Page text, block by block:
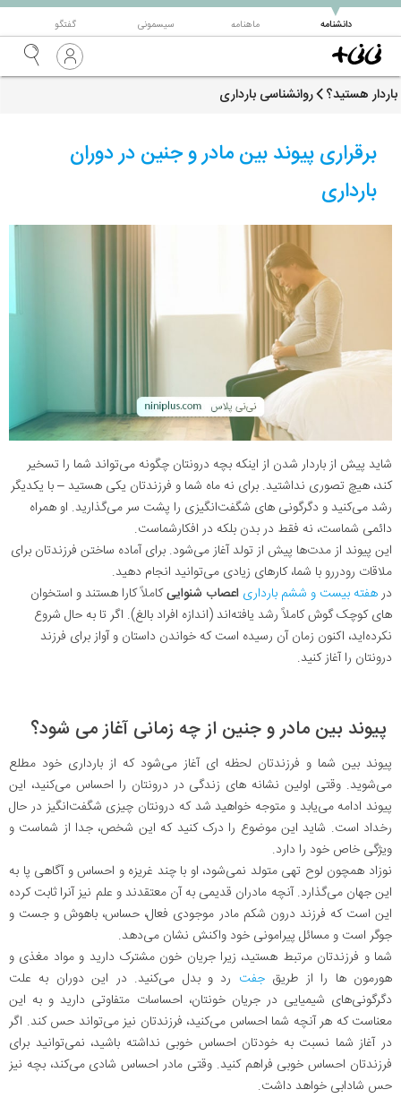
دانشنامه
▼ ماهنامه سیسمونی گفتگو
باردار هستید؟ روانشناسی بارداری
برقراری پیوند بین مادر و جنین در دوران
بارداری
شاید پیش از باردار شدن از اینکه بچه درونتان چگونه می‌تواند شما را تسخیر
کند، هیچ تصوری نداشتید. برای نه ماه شما و فرزندتان یکی هستید – با یکدیگر
رشد می‌کنید و دگرگونی های شگفت‌انگیزی را پشت سر می‌گذارید. او همراه
دائمی شماست، نه فقط در بدن بلکه در افکارشماست.
این پیوند از مدت‌ها پیش از تولد آغاز می‌شود. برای آماده ساختن فرزندتان برای
ملاقات رودررو با شما، کارهای زیادی می‌توانید انجام دهید.
درهفته بیست و ششم بارداری اعصاب شنواییکاملاً کارا هستند و استخوان
های کوچک گوش کاملاً رشد یافته‌اند (اندازه افراد بالغ). اگر تا به حال شروع
نکرده‌اید، اکنون زمان آن رسیده است که خواندن داستان‌ و آواز برای فرزند
درونتان را آغاز کنید.
پیوند بین مادر و جنین از چه زمانی آغاز می شود؟
پیوند بین شما و فرزندتان لحظه ای آغاز می‌شود که از بارداری خود مطلع
می‌شوید. وقتی اولین نشانه های زندگی در درونتان را احساس می‌کنید، این
پیوند ادامه می‌یابد و متوجه خواهید شد که درونتان چیزی شگفت‌انگیز در حال
رخداد است. شاید این موضوع را درک کنید که این شخص، جدا از شماست و
ویژگی خاص خود را دارد.
نوزاد همچون لوح تهی متولد نمی‌شود، او با چند غریزه و احساس و آگاهی پا به
این جهان می‌گذارد. آنچه مادران قدیمی به آن معتقدند و علم نیز آنرا ثابت کرده
این است که فرزند درون شکم مادر موجودی فعال، حساس، باهوش و جست و
جوگر است و مسائل پیرامونی خود واکنش نشان می‌دهد.
شما و فرزندتان مرتبط هستید، زیرا جریان خون مشترک دارید و مواد مغذی و
هورمون ها را از طریقجفت رد و بدل می‌کنید. در این دوران به علت
دگرگونی‌های شیمیایی در جریان خونتان، احساسات متفاوتی دارید و به این
معناست که هر آنچه شما احساس می‌کنید، فرزندتان نیز می‌تواند حس کند. اگر
در آغاز شما نسبت به خودتان احساس خوبی نداشته باشید، نمی‌توانید برای
فرزندتان احساس خوبی فراهم کنید. وقتی مادر احساس شادی می‌کند، بچه نیز
حس شادابی خواهد داشت.